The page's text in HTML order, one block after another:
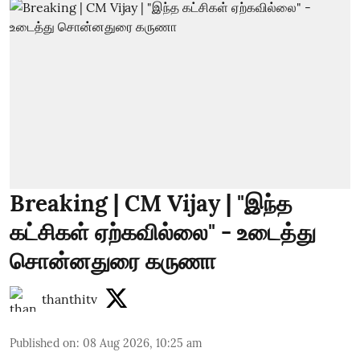
Breaking | CM Vijay | "இந்த
கட்சிகள் ஏற்கவில்லை" - உடைத்து
சொன்னதுரை கருணா
thanthitv
Published on: 08 Aug 2026, 10:25 am